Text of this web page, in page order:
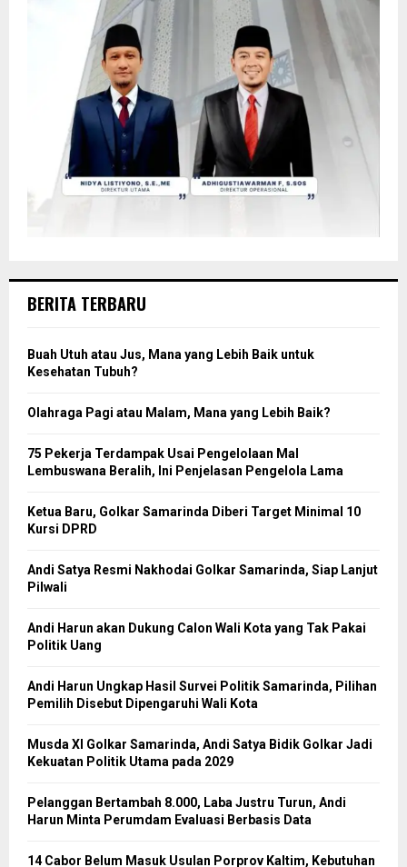
BERITA TERBARU
Buah Utuh atau Jus, Mana yang Lebih Baik untuk
Kesehatan Tubuh?
Olahraga Pagi atau Malam, Mana yang Lebih Baik?
75 Pekerja Terdampak Usai Pengelolaan Mal
Lembuswana Beralih, Ini Penjelasan Pengelola Lama
Ketua Baru, Golkar Samarinda Diberi Target Minimal 10
Kursi DPRD
Andi Satya Resmi Nakhodai Golkar Samarinda, Siap Lanjut
Pilwali
Andi Harun akan Dukung Calon Wali Kota yang Tak Pakai
Politik Uang
Andi Harun Ungkap Hasil Survei Politik Samarinda, Pilihan
Pemilih Disebut Dipengaruhi Wali Kota
Musda XI Golkar Samarinda, Andi Satya Bidik Golkar Jadi
Kekuatan Politik Utama pada 2029
Pelanggan Bertambah 8.000, Laba Justru Turun, Andi
Harun Minta Perumdam Evaluasi Berbasis Data
14 Cabor Belum Masuk Usulan Porprov Kaltim, Kebutuhan